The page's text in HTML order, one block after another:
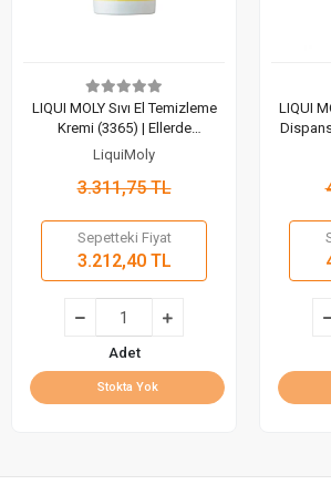
LIQUI MOLY Sıvı El Temizleme
Kremi (3365) | Ellerde
Profesyonel Hijyen (3 Lt)
LiquiMoly
3.311,75 TL
Sepetteki Fiyat
3.212,40 TL
Adet
Stokta Yok
LIQUI